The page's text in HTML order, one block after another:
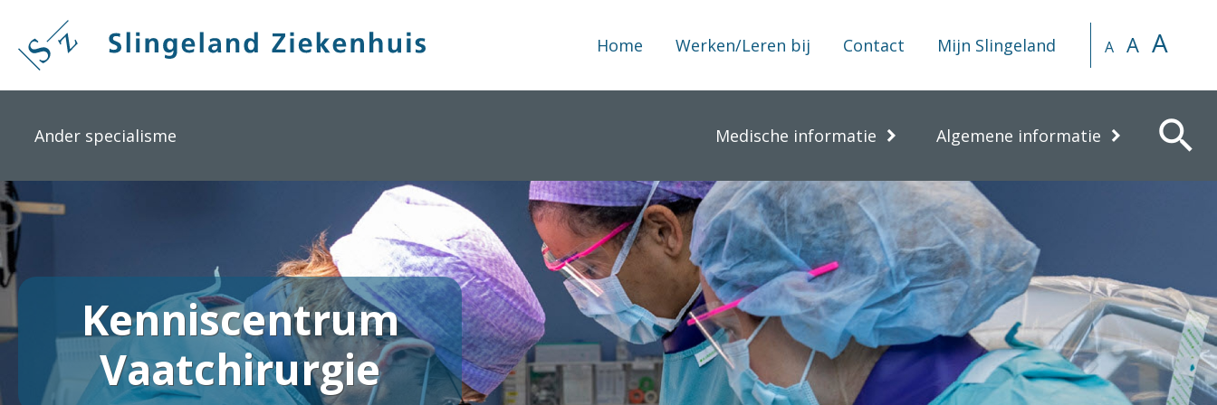
naar
Home Werken/Leren bij Contact Mijn Slingeland A A A
Ander specialisme Medische informatie Algemene informatie search
Kenniscentrum
Vaatchirurgie